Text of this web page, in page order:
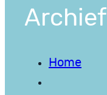
Archief
Home